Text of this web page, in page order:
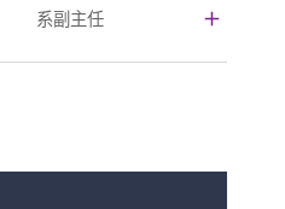
系副主任